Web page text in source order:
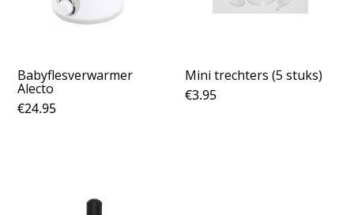
Babyflesverwarmer
Alecto
€24.95
Mini trechters (5 stuks)
€3.95